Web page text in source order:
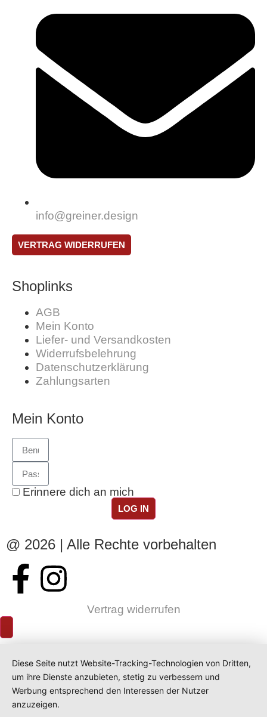
info@greiner.design
VERTRAG WIDERRUFEN
Shoplinks
AGB
Mein Konto
Liefer- und Versandkosten
Widerrufsbelehrung
Datenschutzerklärung
Zahlungsarten
Mein Konto
Erinnere dich an mich
LOG IN
@ 2026 | Alle Rechte vorbehalten
Vertrag widerrufen
Diese Seite nutzt Website-Tracking-Technologien von Dritten,
um ihre Dienste anzubieten, stetig zu verbessern und
Werbung entsprechend den Interessen der Nutzer
anzuzeigen.